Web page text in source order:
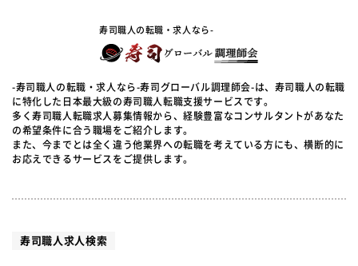
寿司職人の転職・求人なら-
-寿司職人の転職・求人なら-寿司グローバル調理師会-は、寿司職人の転職
に特化した日本最大級の寿司職人転職支援サービスです。
多く寿司職人転職求人募集情報から、経験豊富なコンサルタントがあなた
の希望条件に合う職場をご紹介します。
また、今までとは全く違う他業界への転職を考えている方にも、横断的に
お応えできるサービスをご提供します。
寿司職人求人検索